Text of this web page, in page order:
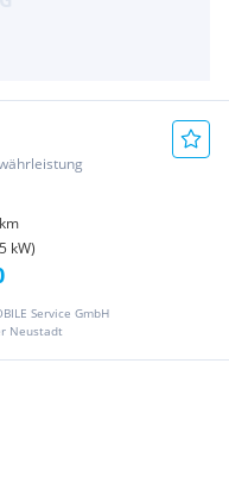
km
kW)
Service GmbH
Neustadt